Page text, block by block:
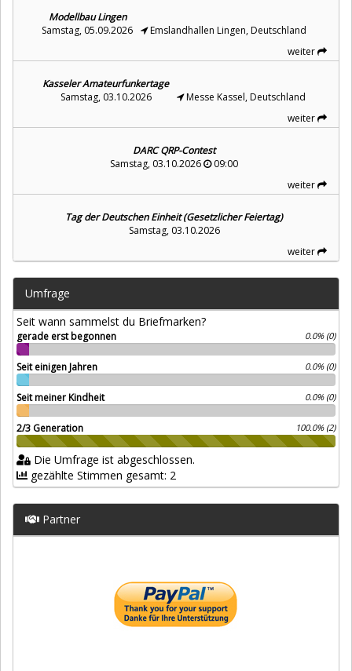
Modellbau Lingen
Samstag, 05.09.2026
Emslandhallen Lingen, Deutschland
weiter
Kasseler Amateurfunkertage
Samstag, 03.10.2026
Messe Kassel, Deutschland
weiter
DARC QRP-Contest
Samstag, 03.10.2026
09:00
weiter
Tag der Deutschen Einheit (Gesetzlicher Feiertag)
Samstag, 03.10.2026
weiter
Umfrage
Seit wann sammelst du Briefmarken?
gerade erst begonnen 0.0% (0)
Seit einigen Jahren 0.0% (0)
Seit meiner Kindheit 0.0% (0)
2/3 Generation 100.0% (2)
Die Umfrage ist abgeschlossen.
gezählte Stimmen gesamt: 2
Partner